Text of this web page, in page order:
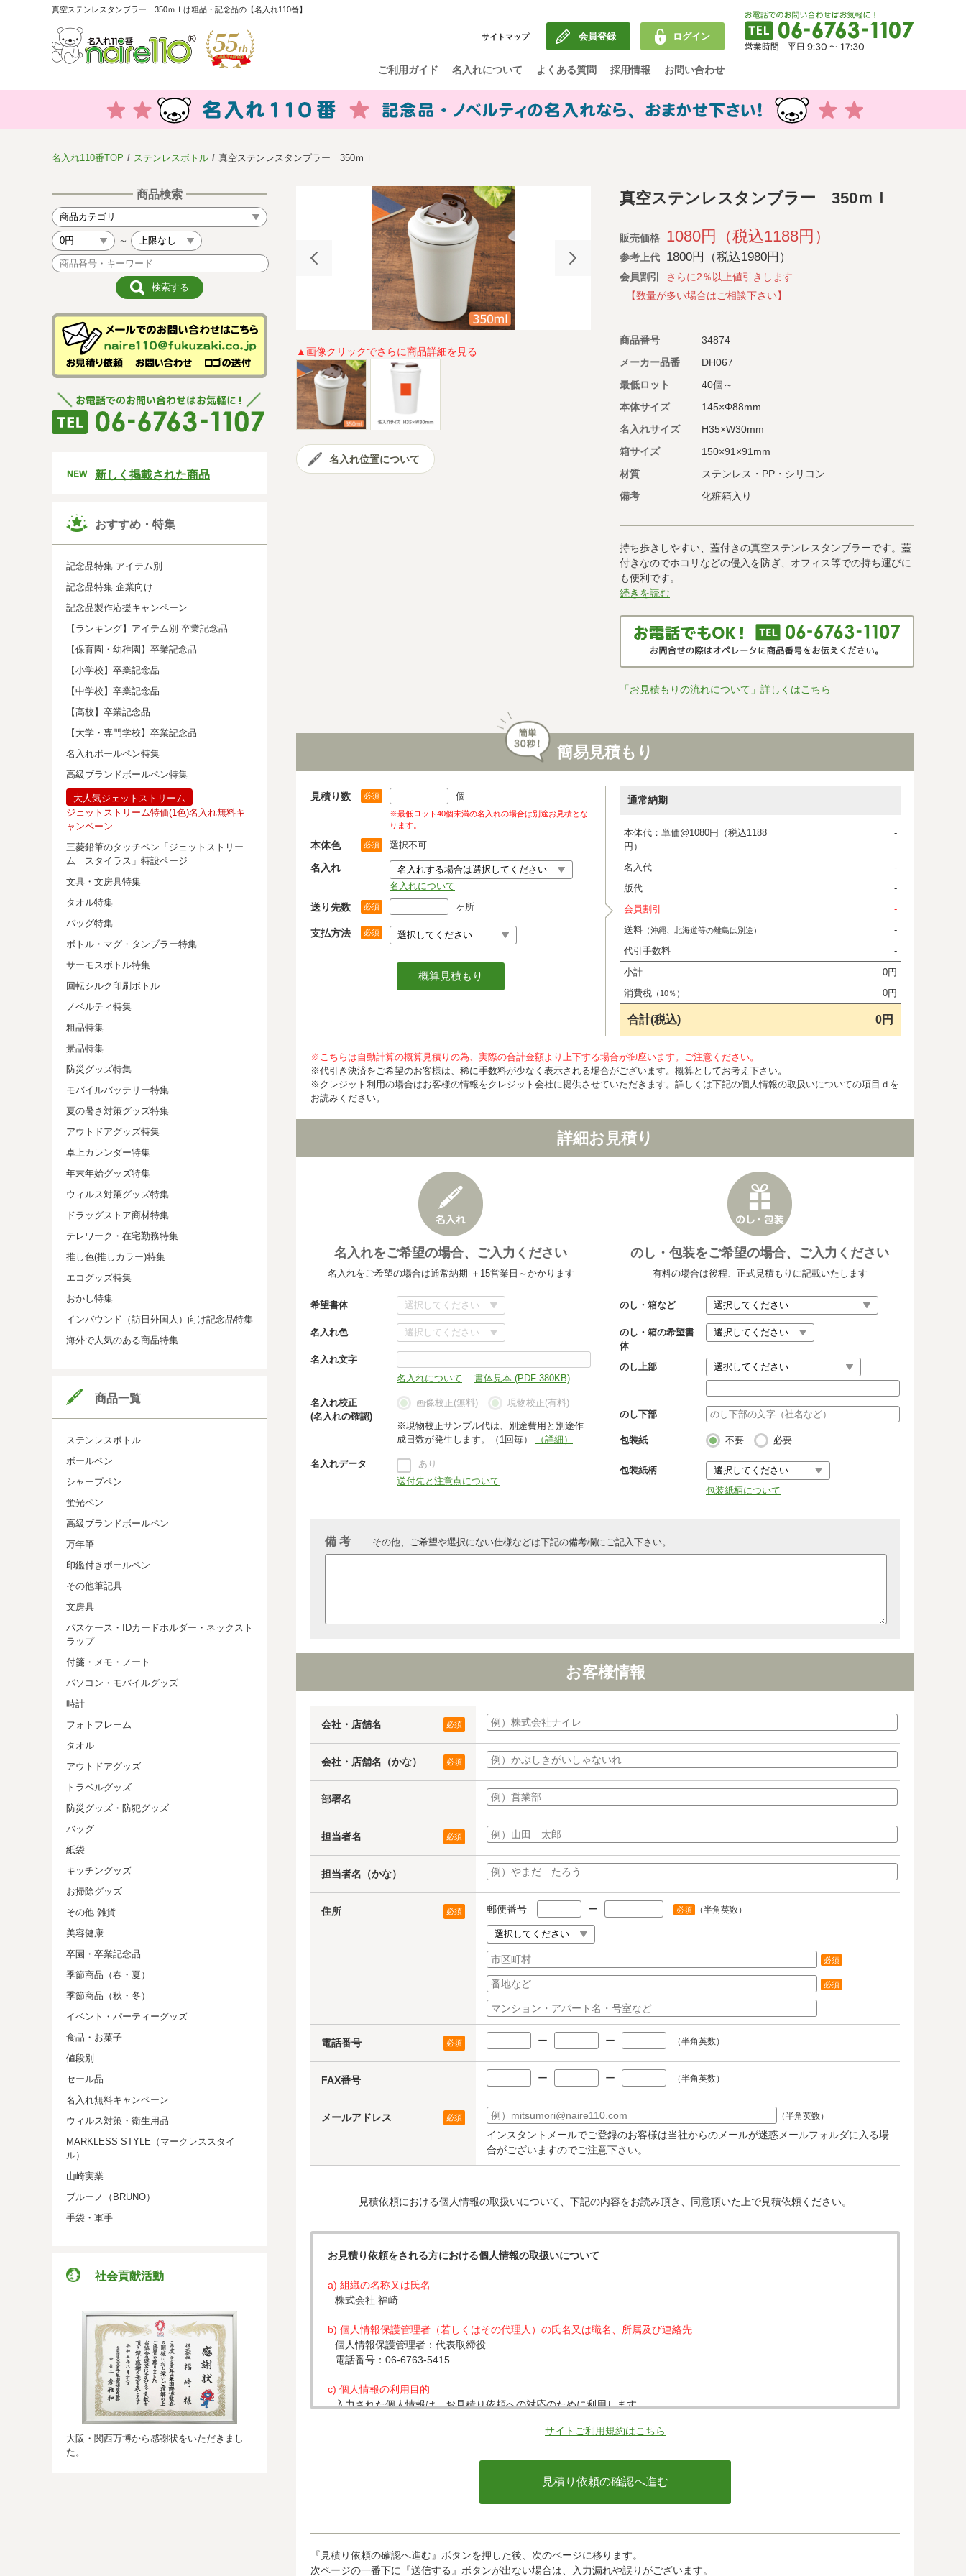
真空ステンレスタンブラー 350ｍｌは粗品・記念品の【名入れ110番】
サイトマップ 会員登録 ログイン
ご利用ガイド 名入れについて よくある質問 採用情報 お問い合わせ
名入れ110番TOP ステンレスボトル 真空ステンレスタンブラー 350ｍｌ
商品検索
～
新しく掲載された商品
おすすめ・特集
記念品特集 アイテム別
記念品特集 企業向け
記念品製作応援キャンペーン
【ランキング】アイテム別 卒業記念品
【保育園・幼稚園】卒業記念品
【小学校】卒業記念品
【中学校】卒業記念品
【高校】卒業記念品
【大学・専門学校】卒業記念品
名入れボールペン特集
高級ブランドボールペン特集
大人気ジェットストリーム
ジェットストリーム特価(1色)名入れ無料キ
ャンペーン
三菱鉛筆のタッチペン「ジェットストリー
ム スタイラス」特設ページ
文具・文房具特集
タオル特集
バッグ特集
ボトル・マグ・タンブラー特集
サーモスボトル特集
回転シルク印刷ボトル
ノベルティ特集
粗品特集
景品特集
防災グッズ特集
モバイルバッテリー特集
夏の暑さ対策グッズ特集
アウトドアグッズ特集
卓上カレンダー特集
年末年始グッズ特集
ウィルス対策グッズ特集
ドラッグストア商材特集
テレワーク・在宅勤務特集
推し色(推しカラー)特集
エコグッズ特集
おかし特集
インバウンド（訪日外国人）向け記念品特集
海外で人気のある商品特集
商品一覧
ステンレスボトル
ボールペン
シャープペン
蛍光ペン
高級ブランドボールペン
万年筆
印鑑付きボールペン
その他筆記具
文房具
パスケース・IDカードホルダー・ネックスト
ラップ
付箋・メモ・ノート
パソコン・モバイルグッズ
時計
フォトフレーム
タオル
アウトドアグッズ
トラベルグッズ
防災グッズ・防犯グッズ
バッグ
紙袋
キッチングッズ
お掃除グッズ
その他 雑貨
美容健康
卒園・卒業記念品
季節商品（春・夏）
季節商品（秋・冬）
イベント・パーティーグッズ
食品・お菓子
値段別
セール品
名入れ無料キャンペーン
ウィルス対策・衛生用品
MARKLESS STYLE（マークレススタイ
ル）
山崎実業
ブルーノ（BRUNO）
手袋・軍手
社会貢献活動
大阪・関西万博から感謝状をいただきまし
た。
▲画像クリックでさらに商品詳細を見る
名入れ位置について
真空ステンレスタンブラー 350ｍｌ
販売価格 1080円（税込1188円）
参考上代 1800円（税込1980円）
会員割引
さらに2％以上値引きします
【数量が多い場合はご相談下さい】
商品番号
34874
メーカー品番
DH067
最低ロット
40個～
本体サイズ
145×Φ88mm
名入れサイズ
H35×W30mm
箱サイズ
150×91×91mm
材質
ステンレス・PP・シリコン
備考
化粧箱入り
持ち歩きしやすい、蓋付きの真空ステンレスタンブラーです。蓋
付きなのでホコリなどの侵入を防ぎ、オフィス等での持ち運びに
も便利です。
続きを読む
「お見積もりの流れについて」詳しくはこちら
簡易見積もり
見積り数 必須 個
※最低ロット40個未満の名入れの場合は別途お見積とな
ります。
本体色 必須 選択不可
名入れ
名入れについて
送り先数 必須 ヶ所
支払方法 必須
通常納期
本体代：単価@1080円（税込1188
円）
-
名入代
-
版代
-
会員割引
-
送料 （沖縄、北海道等の離島は別途）
-
代引手数料
-
小計
0円
消費税 （10％） 0円
合計(税込) 0円
※こちらは自動計算の概算見積りの為、実際の合計金額より上下する場合が御座います。ご注意ください。
※代引き決済をご希望のお客様は、稀に手数料が少なく表示される場合がございます。概算としてお考え下さい。
※クレジット利用の場合はお客様の情報をクレジット会社に提供させていただきます。詳しくは下記の個人情報の取扱いについての項目ｄを
お読みください。
詳細お見積り
名入れをご希望の場合、ご入力ください
名入れをご希望の場合は通常納期 ＋15営業日～かかります
希望書体
名入れ色
名入れ文字
名入れについて
書体見本 (PDF 380KB)
名入れ校正
(名入れの確認)
画像校正(無料) 現物校正(有料)
※現物校正サンプル代は、別途費用と別途作
成日数が発生します。（1回毎）
（詳細）
名入れデータ
あり
送付先と注意点について
のし・包装をご希望の場合、ご入力ください
有料の場合は後程、正式見積もりに記載いたします
のし・箱など
のし・箱の希望書
体
のし上部
のし下部
包装紙 不要 必要
包装紙柄
包装紙柄について
備 考 その他、ご希望や選択にない仕様などは下記の備考欄にご記入下さい。
お客様情報
会社・店舗名 必須
会社・店舗名（かな） 必須
部署名
担当者名 必須
担当者名（かな）
住所 必須 郵便番号 ー 必須 （半角英数）
必須
必須
電話番号 必須 ー ー （半角英数）
FAX番号 ー ー （半角英数）
メールアドレス 必須 （半角英数）
インスタントメールでご登録のお客様は当社からのメールが迷惑メールフォルダに入る場
合がございますのでご注意下さい。
見積依頼における個人情報の取扱いについて、下記の内容をお読み頂き、同意頂いた上で見積依頼ください。
お見積り依頼をされる方における個人情報の取扱いについて
a) 組織の名称又は氏名
株式会社 福崎
b) 個人情報保護管理者（若しくはその代理人）の氏名又は職名、所属及び連絡先
個人情報保護管理者：代表取締役
電話番号：06-6763-5415
c) 個人情報の利用目的
入力された個人情報は、お見積り依頼への対応のために利用します。
・クレジットカード会社への情報提供
当社がお客様から収集した以下の個人情報等は、カード発行会社が行う不正利用検知・防止のために、お客様が利用され
ことができないため、以下の個人情報保護措置に関する情報を把握して、ご提供することはできません。
・提供先が所在する外国の名称
サイトご利用規約はこちら
『見積り依頼の確認へ進む』ボタンを押した後、次のページに移ります。
次ページの一番下に『送信する』ボタンが出ない場合は、入力漏れや誤りがございます。